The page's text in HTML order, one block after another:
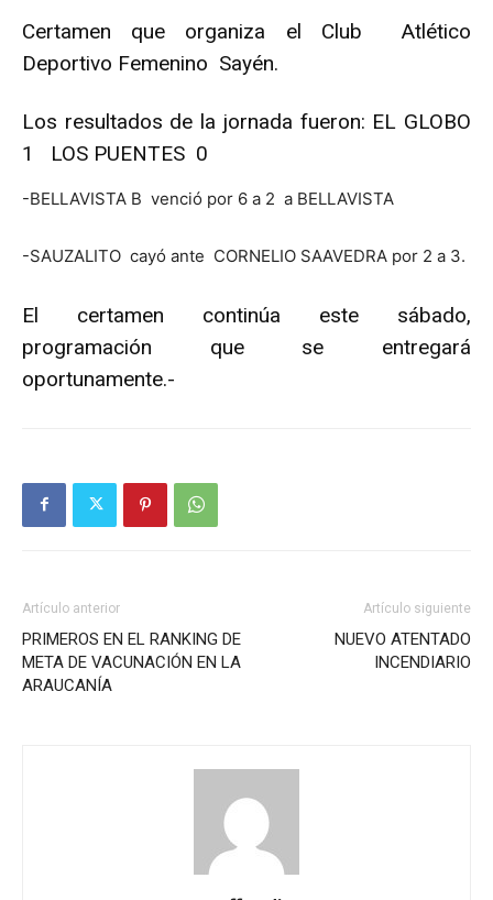
Certamen que organiza el Club Atlético
Deportivo Femenino Sayén.
Los resultados de la jornada fueron: EL GLOBO
1 LOS PUENTES 0
-BELLAVISTA B venció por 6 a 2 a BELLAVISTA
-SAUZALITO cayó ante CORNELIO SAAVEDRA por 2 a 3.
El certamen continúa este sábado,
programación que se entregará
oportunamente.-
Artículo anterior
PRIMEROS EN EL RANKING DE
META DE VACUNACIÓN EN LA
ARAUCANÍA
Artículo siguiente
NUEVO ATENTADO
INCENDIARIO